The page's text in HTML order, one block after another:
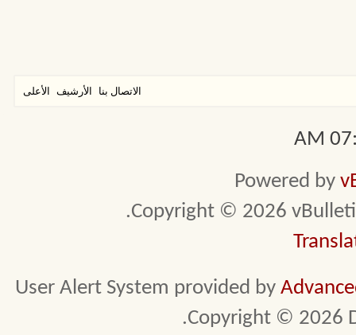
الاتصال بنا الأرشيف الأعلى
Powered by
Copyright © 2026
User Alert System provided by
Copyright © 2026